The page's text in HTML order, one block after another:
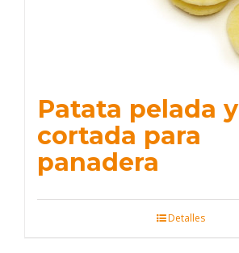
Patata pelada y
cortada para
panadera
Detalles